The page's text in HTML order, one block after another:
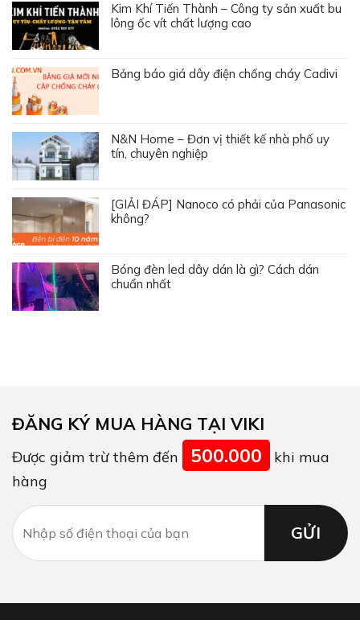
Kim Khí Tiến Thành – Công ty sản xuất bu
lông ốc vít chất lượng cao
Bảng báo giá dây điện chống cháy Cadivi
N&N Home – Đơn vị thiết kế nhà phố uy
tín, chuyên nghiệp
[GIẢI ĐÁP] Nanoco có phải của Panasonic
không?
Bóng đèn led dây dán là gì? Cách dán
chuẩn nhất
ĐĂNG KÝ MUA HÀNG TẠI VIKI
Được giảm trừ thêm đến 500.000
khi mua
hàng